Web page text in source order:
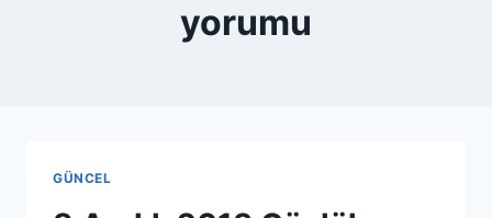
yorumu
GÜNCEL